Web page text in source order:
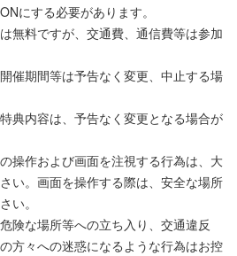
にする必要があります。
無料ですが、交通費、通信費等は参加
催期間等は予告なく変更、中止する場
典内容は、予告なく変更となる場合が
操作および画面を注視する行為は、大
い。画面を操作する際は、安全な場所
い。
険な場所等への立ち入り、交通違反
方々への迷惑になるような行為はお控